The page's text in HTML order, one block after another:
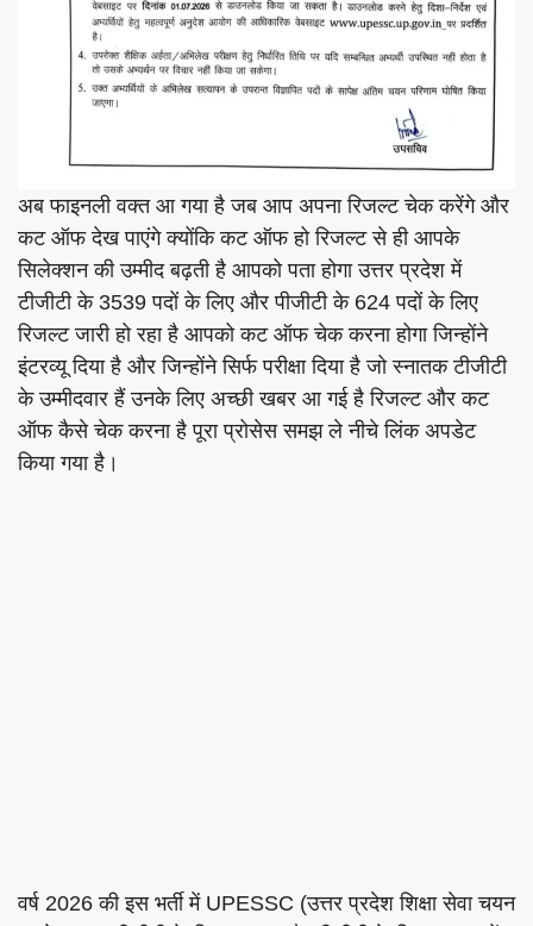
अब फाइनली वक्त आ गया है जब आप अपना रिजल्ट चेक करेंगे और
कट ऑफ देख पाएंगे क्योंकि कट ऑफ हो रिजल्ट से ही आपके
सिलेक्शन की उम्मीद बढ़ती है आपको पता होगा उत्तर प्रदेश में
टीजीटी के 3539 पदों के लिए और पीजीटी के 624 पदों के लिए
रिजल्ट जारी हो रहा है आपको कट ऑफ चेक करना होगा जिन्होंने
इंटरव्यू दिया है और जिन्होंने सिर्फ परीक्षा दिया है जो स्नातक टीजीटी
के उम्मीदवार हैं उनके लिए अच्छी खबर आ गई है रिजल्ट और कट
ऑफ कैसे चेक करना है पूरा प्रोसेस समझ ले नीचे लिंक अपडेट
किया गया है।
वर्ष 2026 की इस भर्ती में UPESSC (उत्तर प्रदेश शिक्षा सेवा चयन